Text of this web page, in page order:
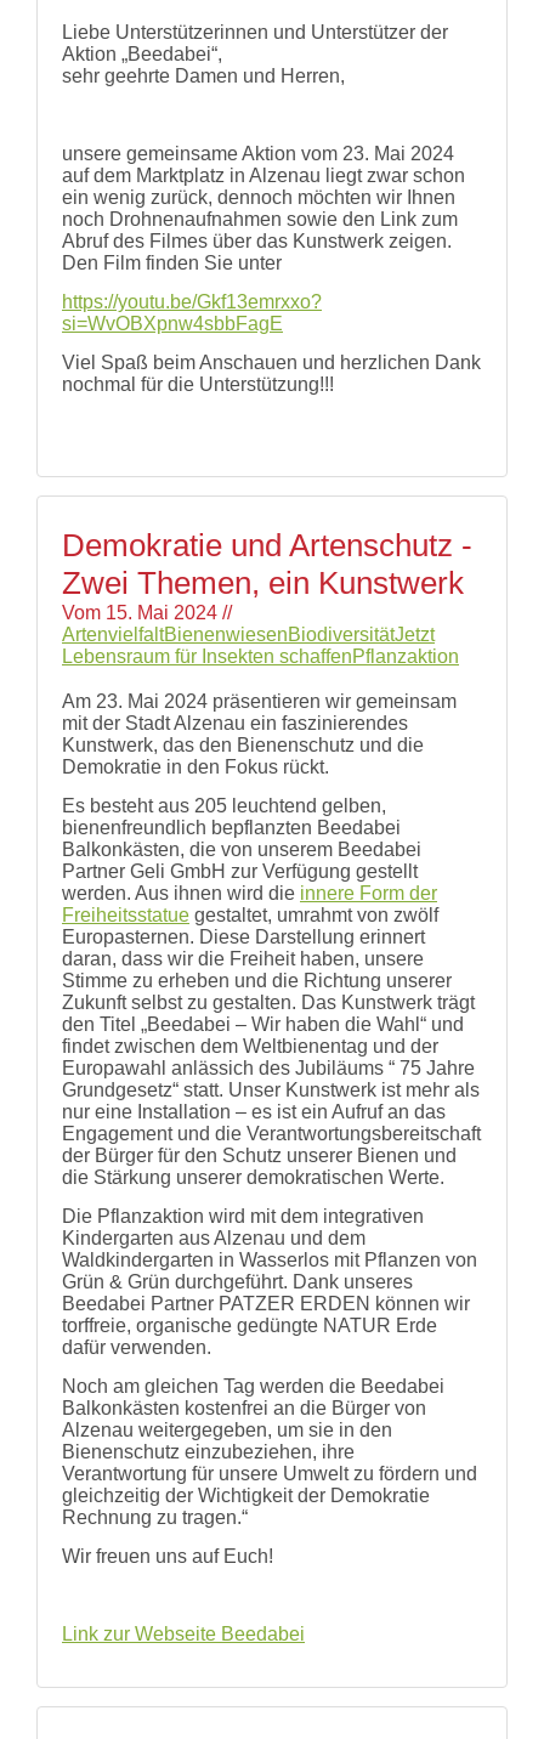
Liebe Unterstützerinnen und Unterstützer der
Aktion „Beedabei“,
sehr geehrte Damen und Herren,
unsere gemeinsame Aktion vom 23. Mai 2024
auf dem Marktplatz in Alzenau liegt zwar schon
ein wenig zurück, dennoch möchten wir Ihnen
noch Drohnenaufnahmen sowie den Link zum
Abruf des Filmes über das Kunstwerk zeigen.
Den Film finden Sie unter
https://youtu.be/Gkf13emrxxo?
si=WvOBXpnw4sbbFagE
Viel Spaß beim Anschauen und herzlichen Dank
nochmal für die Unterstützung!!!
Demokratie und Artenschutz -
Zwei Themen, ein Kunstwerk
Vom 15. Mai 2024 //
ArtenvielfaltBienenwiesenBiodiversitätJetzt
Lebensraum für Insekten schaffenPflanzaktion
Am 23. Mai 2024 präsentieren wir gemeinsam
mit der Stadt Alzenau ein faszinierendes
Kunstwerk, das den Bienenschutz und die
Demokratie in den Fokus rückt.
Es besteht aus 205 leuchtend gelben,
bienenfreundlich bepflanzten Beedabei
Balkonkästen, die von unserem Beedabei
Partner Geli GmbH zur Verfügung gestellt
werden. Aus ihnen wird die innere Form der
Freiheitsstatue gestaltet, umrahmt von zwölf
Europasternen. Diese Darstellung erinnert
daran, dass wir die Freiheit haben, unsere
Stimme zu erheben und die Richtung unserer
Zukunft selbst zu gestalten. Das Kunstwerk trägt
den Titel „Beedabei – Wir haben die Wahl“ und
findet zwischen dem Weltbienentag und der
Europawahl anlässich des Jubiläums “ 75 Jahre
Grundgesetz“ statt. Unser Kunstwerk ist mehr als
nur eine Installation – es ist ein Aufruf an das
Engagement und die Verantwortungsbereitschaft
der Bürger für den Schutz unserer Bienen und
die Stärkung unserer demokratischen Werte.
Die Pflanzaktion wird mit dem integrativen
Kindergarten aus Alzenau und dem
Waldkindergarten in Wasserlos mit Pflanzen von
Grün & Grün durchgeführt. Dank unseres
Beedabei Partner PATZER ERDEN können wir
torffreie, organische gedüngte NATUR Erde
dafür verwenden.
Noch am gleichen Tag werden die Beedabei
Balkonkästen kostenfrei an die Bürger von
Alzenau weitergegeben, um sie in den
Bienenschutz einzubeziehen, ihre
Verantwortung für unsere Umwelt zu fördern und
gleichzeitig der Wichtigkeit der Demokratie
Rechnung zu tragen.“
Wir freuen uns auf Euch!
Link zur Webseite Beedabei